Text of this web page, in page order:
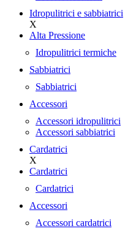
Idropulitrici e sabbiatrici
X
Alta Pressione
Idropulitrici termiche
Sabbiatrici
Sabbiatrici
Accessori
Accessori idropulitrici
Accessori sabbiatrici
Cardatrici
X
Cardatrici
Cardatrici
Accessori
Accessori cardatrici